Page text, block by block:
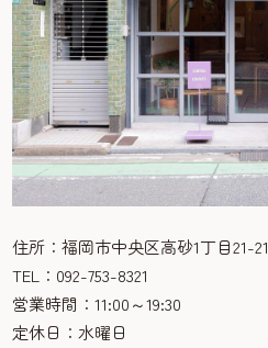
住所：福岡市中央区高砂1丁目21-21
TEL：092-753-8321
営業時間：11:00～19:30
定休日：水曜日